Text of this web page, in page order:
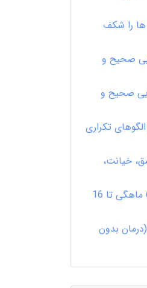
را شکف
صحیح و
صحیح و
تکراری
خیانت،
روانشناسی و تربیت کودک (6 ماهگی تا 16
بدون